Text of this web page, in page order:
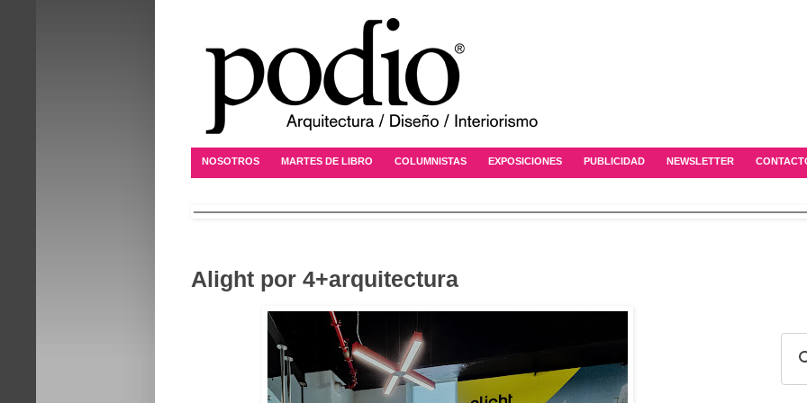
NOSOTROS MARTES DE LIBRO COLUMNISTAS EXPOSICIONES PUBLICIDAD NEWSLETTER
Alight por 4+arquitectura